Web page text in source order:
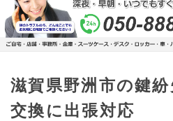
滋賀県野洲市の鍵
交換に出張対応